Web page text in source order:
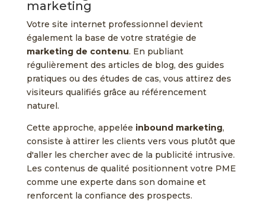
marketing
Votre site internet professionnel devient
également la base de votre stratégie de
marketing de contenu. En publiant
régulièrement des articles de blog, des guides
pratiques ou des études de cas, vous attirez des
visiteurs qualifiés grâce au référencement
naturel.
Cette approche, appelée inbound marketing,
consiste à attirer les clients vers vous plutôt que
d'aller les chercher avec de la publicité intrusive.
Les contenus de qualité positionnent votre PME
comme une experte dans son domaine et
renforcent la confiance des prospects.